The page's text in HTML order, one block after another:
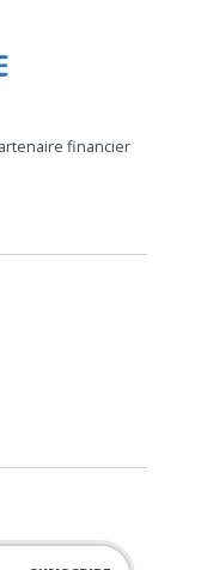
financier